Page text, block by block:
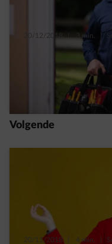
20/12/2018 3 min.
Hoe vind je een
een elektricien,
Volgende
20/11/2018 4 min.